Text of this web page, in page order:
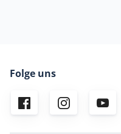
Folge uns